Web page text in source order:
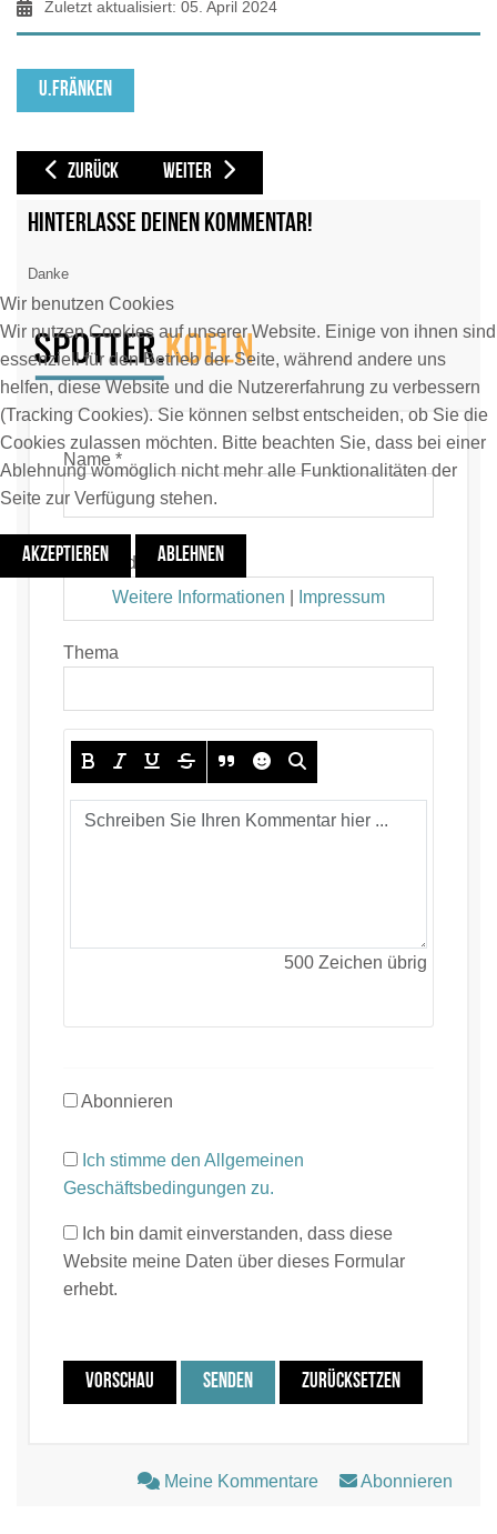
Zuletzt aktualisiert: 05. April 2024
U.FRÄNKEN
VORHERIGER BEITRAG: CARPATAIR [KRP / V3]
ZURÜCK NÄCHSTER BEITRAG: CHINA AIRLINES CARGO [CAO
WEITER
Hinterlasse deinen Kommentar!
Danke
Name *
EMail-Adresse *
Thema
500 Zeichen übrig
Abonnieren
Ich stimme den Allgemeinen
Geschäftsbedingungen zu.
Ich bin damit einverstanden, dass diese
Website meine Daten über dieses Formular
erhebt.
VORSCHAU SENDEN ZURÜCKSETZEN
Meine Kommentare Abonnieren
Wir benutzen Cookies
Wir nutzen Cookies auf unserer Website. Einige von ihnen sind
essenziell für den Betrieb der Seite, während andere uns
helfen, diese Website und die Nutzererfahrung zu verbessern
(Tracking Cookies). Sie können selbst entscheiden, ob Sie die
Cookies zulassen möchten. Bitte beachten Sie, dass bei einer
Ablehnung womöglich nicht mehr alle Funktionalitäten der
Seite zur Verfügung stehen.
AKZEPTIEREN ABLEHNEN
Weitere Informationen Impressum